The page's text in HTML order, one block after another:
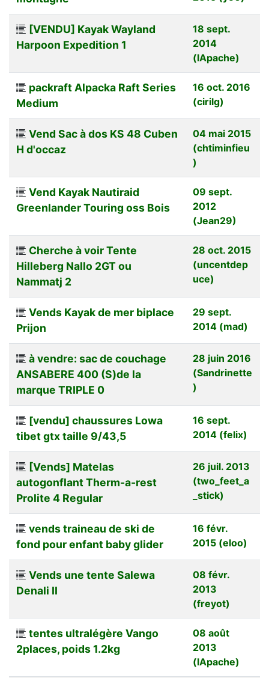
[VENDU] Kayak Wayland
Harpoon Expedition 1
18 sept.
2014
(lApache)
packraft Alpacka Raft Series
Medium
16 oct. 2016
(cirilg)
Vend Sac à dos KS 48 Cuben
H d'occaz
04 mai 2015
(chtiminfieu
)
Vend Kayak Nautiraid
Greenlander Touring oss Bois
09 sept.
2012
(Jean29)
Cherche à voir Tente
Hilleberg Nallo 2GT ou
Nammatj 2
28 oct. 2015
(uncentdep
uce)
Vends Kayak de mer biplace
Prijon
29 sept.
2014 (mad)
à vendre: sac de couchage
ANSABERE 400 (S)de la
marque TRIPLE 0
28 juin 2016
(Sandrinette
)
[vendu] chaussures Lowa
tibet gtx taille 9/43,5
16 sept.
2014 (felix)
[Vends] Matelas
autogonflant Therm-a-rest
Prolite 4 Regular
26 juil. 2013
(two_feet_a
_stick)
vends traineau de ski de
fond pour enfant baby glider
16 févr.
2015 (eloo)
Vends une tente Salewa
Denali II
08 févr.
2013
(freyot)
tentes ultralégère Vango
2places, poids 1.2kg
08 août
2013
(lApache)